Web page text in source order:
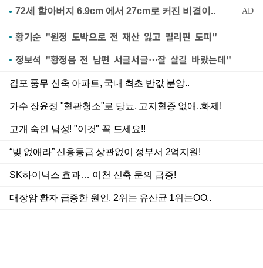
황기순 "원정 도박으로 전 재산 잃고 필리핀 도피"
정보석 "황정음 전 남편 서글서글…잘 살길 바랐는데"